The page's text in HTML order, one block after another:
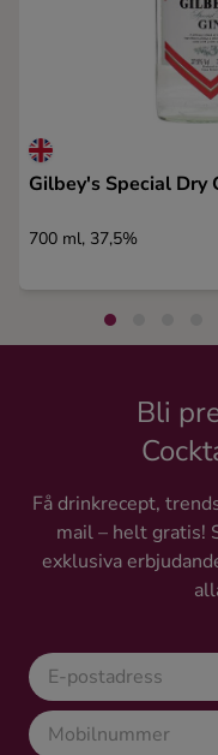
Gilbey's Special Dry
700 ml, 37,5%
Bli
Få drinkrecept,
mail – helt gratis!
exklusiva